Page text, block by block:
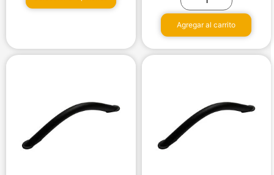
Agregar al carrito